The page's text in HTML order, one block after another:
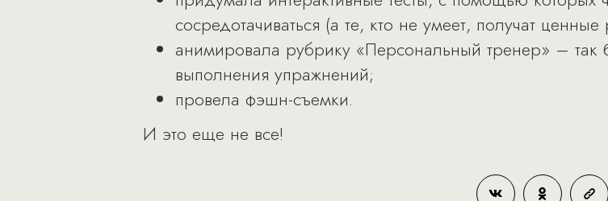
сосредотачиваться (а те, кто не умеет, получат
анимировала рубрику «Персональный тренер» – так
выполнения упражнений;
провела фэшн-съемки.
И это еще не все!